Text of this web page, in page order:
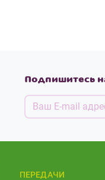
Подпишитесь
ПЕРЕДАЧИ